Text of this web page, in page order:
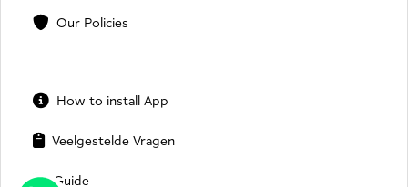
Our Policies
How to install App
Veelgestelde Vragen
Guide